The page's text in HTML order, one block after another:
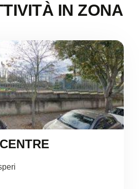
IN ZONA